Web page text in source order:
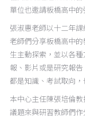
單位也邀請板橋高中
張淑惠老師以十二年
老師們分享板橋高中
生主動探索，並以各
報、影片或是研究報
都是知識、考試取向
本中心主任陳張培倫
議題來與研習教師們